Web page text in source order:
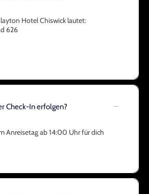
Hotel Chiswick lautet:
626
Check-In erfolgen?
Anreisetag ab 14:00 Uhr für dich